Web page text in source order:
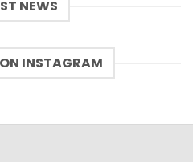
NEWS
INSTAGRAM